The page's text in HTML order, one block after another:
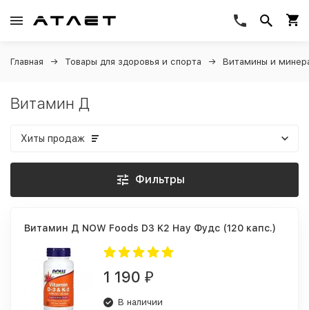
Главная Товары для здоровья и спорта Витамины и
Витамин Д
Хиты продаж
Фильтры
Витамин Д NOW Foods D3 K2 Нау Фудс (120 капс.)
1 190 ₽
В наличии